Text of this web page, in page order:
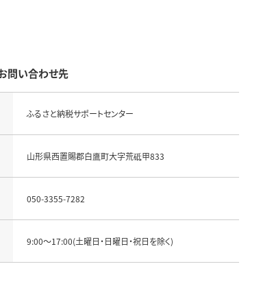
問い合わせ先
ふるさと納税サポートセンター
山形県西置賜郡白鷹町大字荒砥甲833
050-3355-7282
9:00～17:00(土曜日・日曜日・祝日を除く)